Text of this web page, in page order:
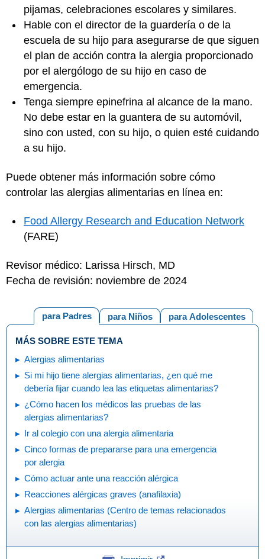
pijamas, celebraciones escolares y similares.
Hable con el director de la guardería o de la
escuela de su hijo para asegurarse de que siguen
el plan de acción contra la alergia proporcionado
por el alergólogo de su hijo en caso de
emergencia.
Tenga siempre epinefrina al alcance de la mano.
No debe estar en la guantera de su automóvil,
sino con usted, con su hijo, o quien esté cuidando
a su hijo.
Puede obtener más información sobre cómo
controlar las alergias alimentarias en línea en:
Food Allergy Research and Education Network
(FARE)
Revisor médico: Larissa Hirsch, MD
Fecha de revisión: noviembre de 2024
para Adolescentes
para Niños
para Padres
MÁS SOBRE ESTE TEMA
Alergias alimentarias
Si mi hijo tiene alergias alimentarias, ¿en qué me
debería fijar cuando lea las etiquetas alimentarias?
¿Cómo hacen los médicos las pruebas de las
alergias alimentarias?
Ir al colegio con una alergia alimentaria
Cinco formas de prepararse para una emergencia
por alergia
Cómo actuar ante una reacción alérgica
Reacciones alérgicas graves (anafilaxia)
Alergias alimentarias (Centro de temas relacionados
con las alergias alimentarias)